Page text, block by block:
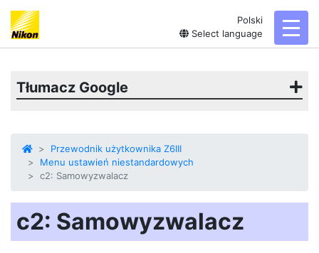
Polski
Select language
Tłumacz Google
Przewodnik użytkownika Z6III
Menu ustawień niestandardowych
c2: Samowyzwalacz
c2: Samowyzwalacz